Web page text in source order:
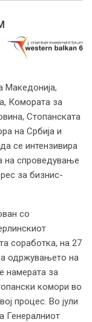
Македонија,
Комората за
Стопанската
на Србија и
се интензивира
на спроведување
за бизнис-
со
соработка, на 27
одржувањето на
намерата за
комори во
процес. Во јули
Генералниот